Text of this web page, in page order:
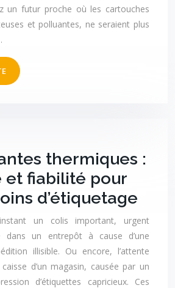
un futur proche où les cartouches
et polluantes, ne seraient plus
thermiques :
et fiabilité pour
d’étiquetage
un colis important, urgent
dans un entrepôt à cause d’une
illisible. Ou encore, l’attente
d’un magasin, causée par un
d’étiquettes capricieux. Ces